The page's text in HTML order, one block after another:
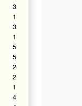
3
1
3
1
5
5
2
2
1
4